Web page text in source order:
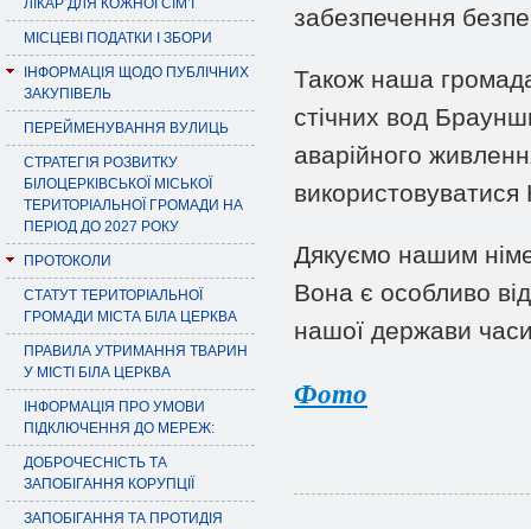
ЛІКАР ДЛЯ КОЖНОЇ СІМ’Ї
МІСЦЕВІ ПОДАТКИ І ЗБОРИ
ІНФОРМАЦІЯ ЩОДО ПУБЛІЧНИХ
ЗАКУПІВЕЛЬ
ПЕРЕЙМЕНУВАННЯ ВУЛИЦЬ
СТРАТЕГІЯ РОЗВИТКУ
БІЛОЦЕРКІВСЬКОЇ МІСЬКОЇ
ТЕРИТОРІАЛЬНОЇ ГРОМАДИ НА
ПЕРІОД ДО 2027 РОКУ
ПРОТОКОЛИ
СТАТУТ ТЕРИТОРІАЛЬНОЇ
ГРОМАДИ МІСТА БІЛА ЦЕРКВА
ПРАВИЛА УТРИМАННЯ ТВАРИН
У МІСТІ БІЛА ЦЕРКВА
ІНФОРМАЦІЯ ПРО УМОВИ
ПІДКЛЮЧЕННЯ ДО МЕРЕЖ:
ДОБРОЧЕСНІСТЬ ТА
ЗАПОБІГАННЯ КОРУПЦІЇ
ЗАПОБІГАННЯ ТА ПРОТИДІЯ
забезпечення
Також наша
стічних вод
аварійного
Дякуємо нашим
Вона є особливо
нашої держави
Фото